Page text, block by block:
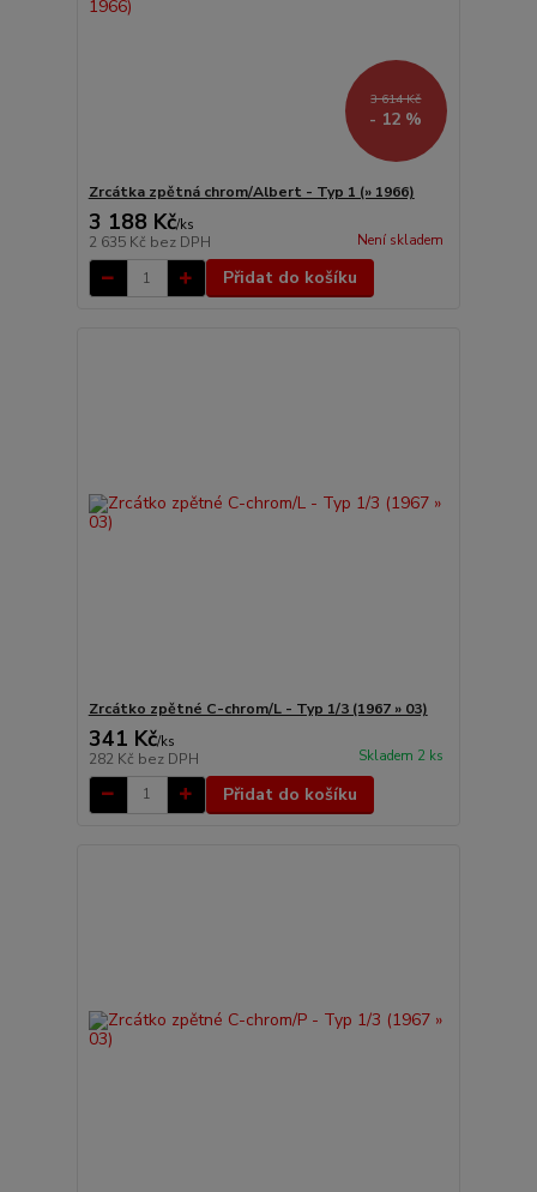
3 614 Kč
- 12 %
Zrcátka zpětná chrom/Albert - Typ 1 (» 1966)
3 188 Kč/ks
2 635 Kč bez DPH Není skladem
Přidat do košíku
Zrcátko zpětné C-chrom/L - Typ 1/3 (1967 » 03)
341 Kč/ks
282 Kč bez DPH Skladem 2 ks
Přidat do košíku